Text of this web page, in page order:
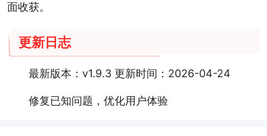
面收获。
更新日志
最新版本：v1.9.3 更新时间：2026-04-24
修复已知问题，优化用户体验